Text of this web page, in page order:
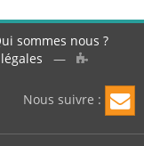
sommes nous ?
—
Nous suivre :